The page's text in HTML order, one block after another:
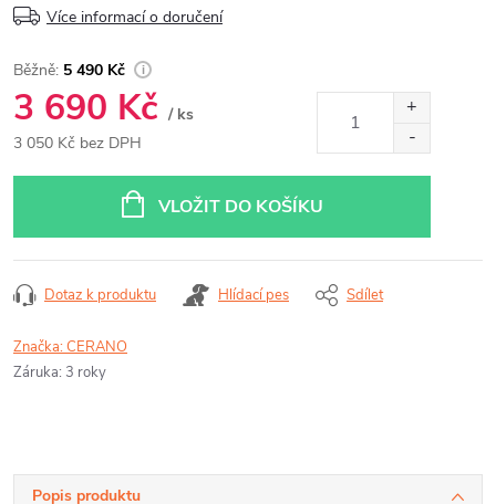
Více informací o doručení
5 490 Kč
3 690 Kč / ks
3 050 Kč bez DPH
VLOŽIT DO KOŠÍKU
Dotaz k produktu Hlídací pes Sdílet
Značka:CERANO
Záruka: 3 roky
Popis produktu